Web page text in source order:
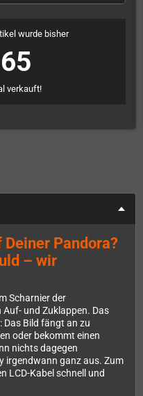
wurde bisher
65
verkauft!
Pandora?
– wir
Scharnier der
und Zuklappen. Das
Das Bild fängt an zu
oder bekommt einen
nichts dagegen
irgendwann ganz aus. Zum
LCD-Kabel schnell und